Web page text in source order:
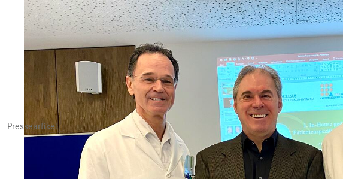
Presseartikel